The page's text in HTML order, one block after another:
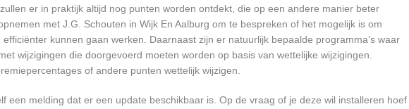
er in praktijk altijd nog punten worden ontdekt, die op een andere manier beter
met J.G. Schouten in Wijk En Aalburg om te bespreken of het mogelijk is om
kunnen gaan werken. Daarnaast zijn er natuurlijk bepaalde programma’s waar
wijzigingen die doorgevoerd moeten worden op basis van wettelijke wijzigingen.
of andere punten wettelijk wijzigen.
melding dat er een update beschikbaar is. Op de vraag of je deze wil installeren hoef